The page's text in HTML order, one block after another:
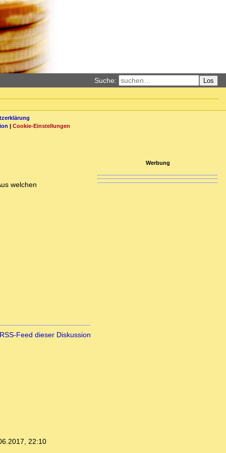
Suche: Los
| Cookie-Einstellungen
welchen
RSS-Feed dieser Diskussion
22:10
Werbung